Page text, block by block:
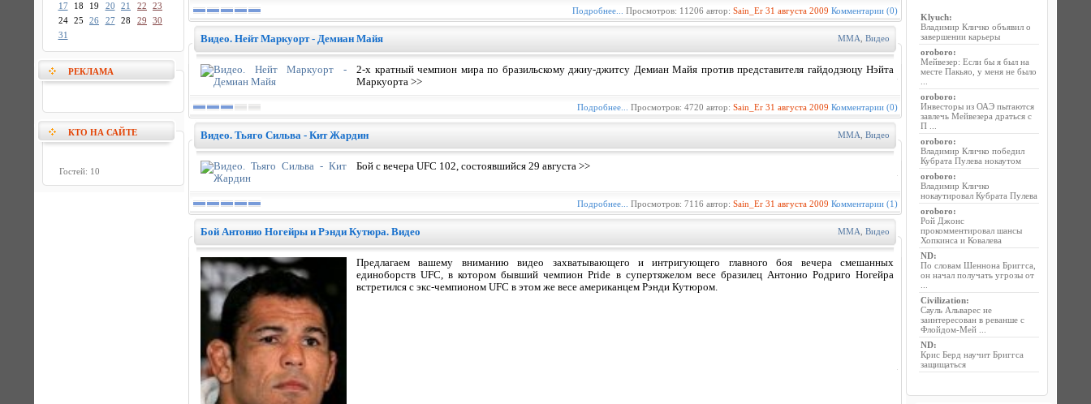
17
18 19 20 21 22
23
24
25 26 27 28 29
30
31
РЕКЛАМА
КТО НА САЙТЕ
Гостей: 10
Подробнее... Просмотров: 11206 автор: Sain_Er 31 августа 2009 Комментарии (0)
Видео. Нейт Маркуорт - Демиан Майя MMA Видео
2-x кратный чемпион мира по бразильскому джиу-джитсу Демиан Майя против представителя гайдодзюцу Нэйта
Маркуорта >>
Подробнее... Просмотров: 4720 автор: Sain_Er 31 августа 2009 Комментарии (0)
Видео. Тьяго Сильва - Кит Жардин MMA Видео
Бой с вечера UFC 102, состоявшийся 29 августа >>
Подробнее... Просмотров: 7116 автор: Sain_Er 31 августа 2009 Комментарии (1)
Бой Антонио Ногейры и Рэнди Кутюра. Видео MMA Видео
Предлагаем вашему вниманию видео захватывающего и интригующего главного боя вечера смешанных
единоборств UFC, в котором бывший чемпион Pride в супертяжелом весе бразилец Антонио Родриго Ногейра
встретился с экс-чемпионом UFC в этом же весе американцем Рэнди Кутюром.
Klyuch:
Владимир Кличко объявил о
завершении карьеры
oroboro:
Мейвезер: Если бы я был на
месте Пакьяо, у меня не было
oroboro:
Инвесторы из ОАЭ пытаются
завлечь Мейвезера драться с
П ...
oroboro:
Владимир Кличко победил
Кубрата Пулева нокаутом
oroboro:
Владимир Кличко
нокаутировал Кубрата Пулева
oroboro:
Рой Джонс
прокомментировал шансы
Хопкинса и Ковалева
ND:
По словам Шеннона Бриггса,
он начал получать угрозы от
Civilization:
Сауль Альварес не
заинтересован в реванше с
Флойдом-Мей ...
ND:
Крис Берд научит Бриггса
защищаться